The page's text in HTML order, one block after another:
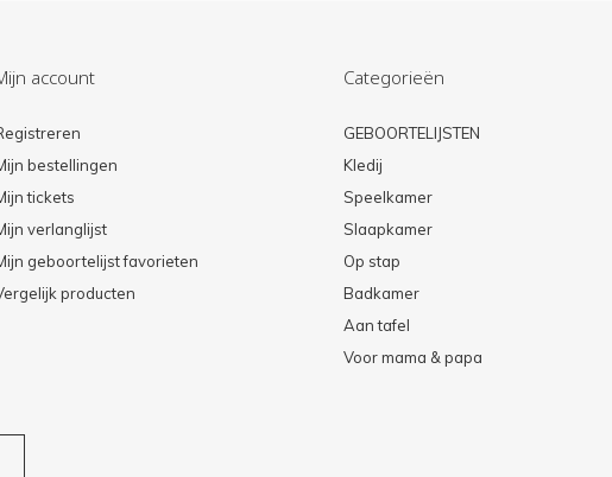
account
bestellingen
tickets
verlanglijst
geboortelijst favorieten
producten
Categorieën
GEBOORTELIJSTEN
Kledij
Speelkamer
Slaapkamer
Op stap
Badkamer
Aan tafel
Voor mama & papa